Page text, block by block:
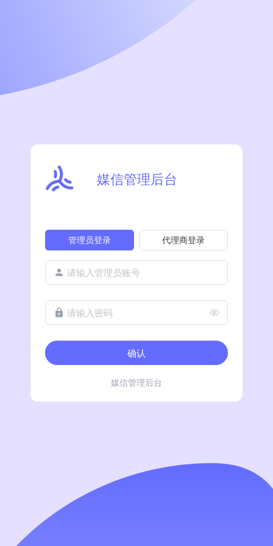
媒信管理后台
管理员登录 代理商登录
请输入管理员账号
请输入密码
确认
媒信管理后台